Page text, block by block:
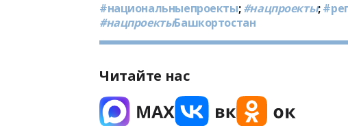
#национальныепроекты;#нацпроекты;
#нацпроектыБашкортостан
Читайте нас